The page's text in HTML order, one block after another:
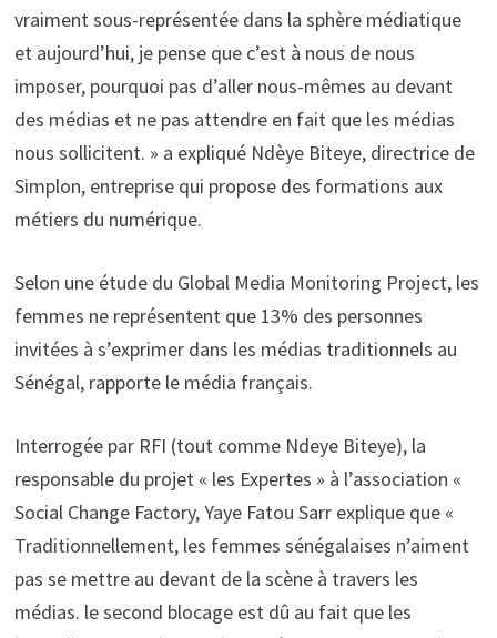
vraiment sous-représentée dans la sphère médiatique
et aujourd’hui, je pense que c’est à nous de nous
imposer, pourquoi pas d’aller nous-mêmes au devant
des médias et ne pas attendre en fait que les médias
nous sollicitent. » a expliqué Ndèye Biteye, directrice de
Simplon, entreprise qui propose des formations aux
métiers du numérique.
Selon une étude du Global Media Monitoring Project, les
femmes ne représentent que 13% des personnes
invitées à s’exprimer dans les médias traditionnels au
Sénégal, rapporte le média français.
Interrogée par RFI (tout comme Ndeye Biteye), la
responsable du projet « les Expertes » à l’association «
Social Change Factory, Yaye Fatou Sarr explique que «
Traditionnellement, les femmes sénégalaises n’aiment
pas se mettre au devant de la scène à travers les
médias. le second blocage est dû au fait que les